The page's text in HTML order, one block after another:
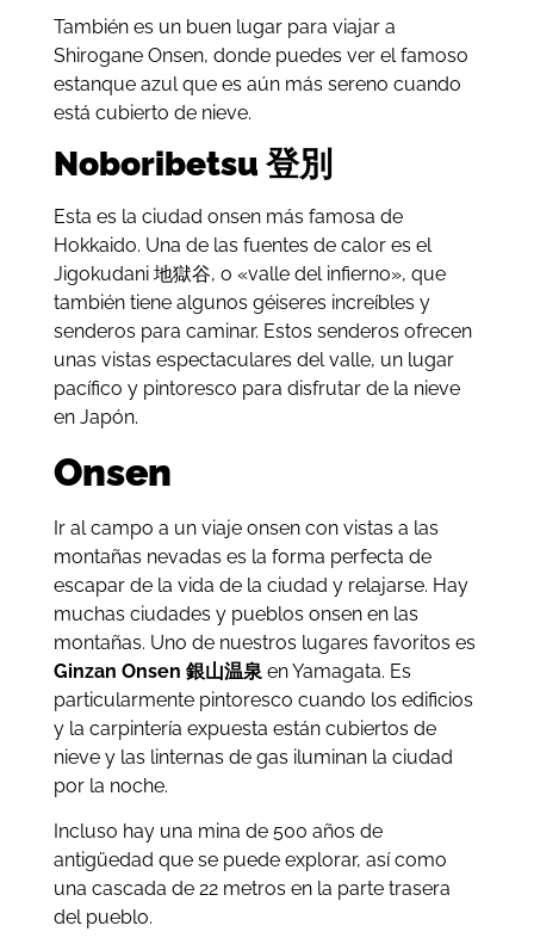
También es un buen lugar para viajar a
Shirogane Onsen, donde puedes ver el famoso
estanque azul que es aún más sereno cuando
está cubierto de nieve.
Noboribetsu 登別
Esta es la ciudad onsen más famosa de
Hokkaido. Una de las fuentes de calor es el
Jigokudani 地獄谷, o «valle del infierno», que
también tiene algunos géiseres increíbles y
senderos para caminar. Estos senderos ofrecen
unas vistas espectaculares del valle, un lugar
pacífico y pintoresco para disfrutar de la nieve
en Japón.
Onsen
Ir al campo a un viaje onsen con vistas a las
montañas nevadas es la forma perfecta de
escapar de la vida de la ciudad y relajarse. Hay
muchas ciudades y pueblos onsen en las
montañas. Uno de nuestros lugares favoritos es
Ginzan Onsen 銀山温泉en Yamagata. Es
particularmente pintoresco cuando los edificios
y la carpintería expuesta están cubiertos de
nieve y las linternas de gas iluminan la ciudad
por la noche.
Incluso hay una mina de 500 años de
antigüedad que se puede explorar, así como
una cascada de 22 metros en la parte trasera
del pueblo.